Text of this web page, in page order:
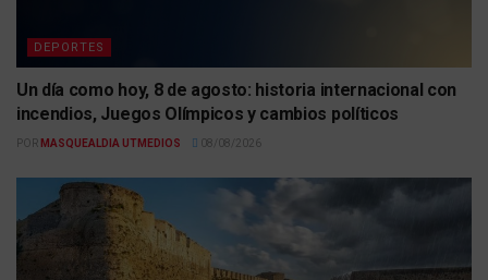
DEPORTES
Un día como hoy, 8 de agosto: historia internacional con
incendios, Juegos Olímpicos y cambios políticos
POR MASQUEALDIA UTMEDIOS 08/08/2026